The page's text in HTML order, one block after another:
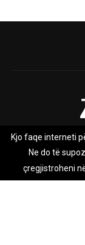
Rreth nesh
Zhurnal.mk është
Kjo faqe interneti
Ne do të
çregjistroheni